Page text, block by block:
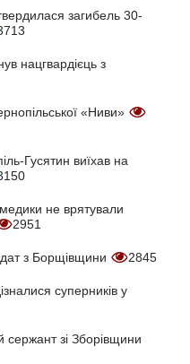
загибель 30-
нацгвардієць з
«Ниви»
Гусятин виїхав на
не врятували
2951
з Борщівщини 2845
суперників у
зі Зборівщини